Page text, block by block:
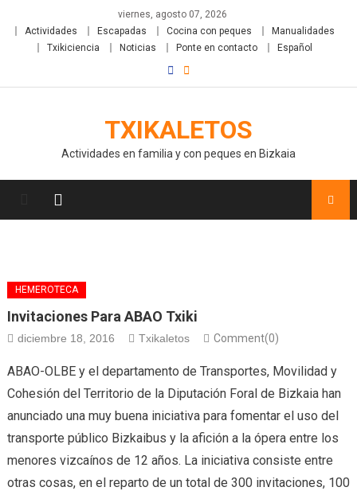
viernes, agosto 07, 2026
Actividades
Escapadas Cocina con peques
Manualidades
Txikiciencia
Noticias Ponte en contacto Español
TXIKALETOS
Actividades en familia y con peques en Bizkaia
HEMEROTECA
Invitaciones Para ABAO Txiki
diciembre 18, 2016 Txikaletos Comment(0)
ABAO-OLBE y el departamento de Transportes, Movilidad y
Cohesión del Territorio de la Diputación Foral de Bizkaia han
anunciado una muy buena iniciativa para fomentar el uso del
transporte público Bizkaibus y la afición a la ópera entre los
menores vizcaínos de 12 años. La iniciativa consiste entre
otras cosas, en el reparto de un total de 300 invitaciones, 100